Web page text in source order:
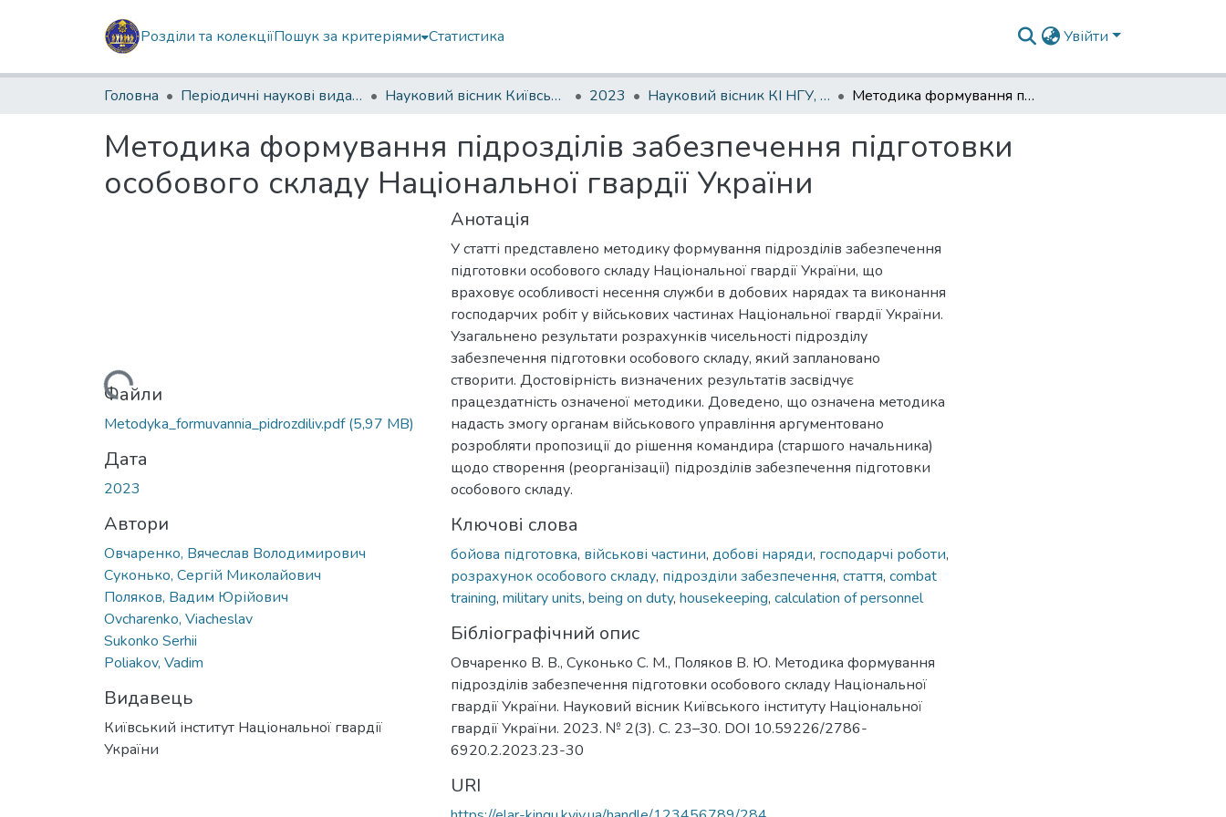
Розділи та колекціїПошук за критеріями Статистика Увійти
Головна Періодичні наукові видання КІ НГУ Науковий вісник Київського інституту Національної гвардії України 2023 Науковий вісник КІ НГУ, 2023‘ № 2(3) Методика формування підрозділів забезпечення підготовки особового складу Національної гвардії України
Методика формування підрозділів забезпечення підготовки
особового складу Національної гвардії України
Вантажиться...Файли
Metodyka_formuvannia_pidrozdiliv.pdf(5,97 MB)
Дата
2023
Автори
Овчаренко, Вячеслав Володимирович
Суконько, Сергій Миколайович
Поляков, Вадим Юрійович
Ovcharenko, Viacheslav
Sukonko Serhii
Poliakov, Vadim
Видавець
Київський інститут Національної гвардії
України
Анотація
У статті представлено методику формування підрозділів забезпечення
підготовки особового складу Національної гвардії України, що
враховує особливості несення служби в добових нарядах та виконання
господарчих робіт у військових частинах Національної гвардії України.
Узагальнено результати розрахунків чисельності підрозділу
забезпечення підготовки особового складу, який заплановано
створити. Достовірність визначених результатів засвідчує
працездатність означеної методики. Доведено, що означена методика
надасть змогу органам військового управління аргументовано
розробляти пропозиції до рішення командира (старшого начальника)
щодо створення (реорганізації) підрозділів забезпечення підготовки
особового складу.
Ключові слова
бойова підготовка, військові частини, добові наряди, господарчі роботи,
розрахунок особового складу, підрозділи забезпечення, стаття, combat
training, military units, being on duty, housekeeping, calculation of personnel
Бібліографічний опис
Овчаренко В. В., Суконько С. М., Поляков В. Ю. Методика формування
підрозділів забезпечення підготовки особового складу Національної
гвардії України. Науковий вісник Київського інституту Національної
гвардії України. 2023. № 2(3). С. 23–30. DOI 10.59226/2786-
6920.2.2023.23-30
URI